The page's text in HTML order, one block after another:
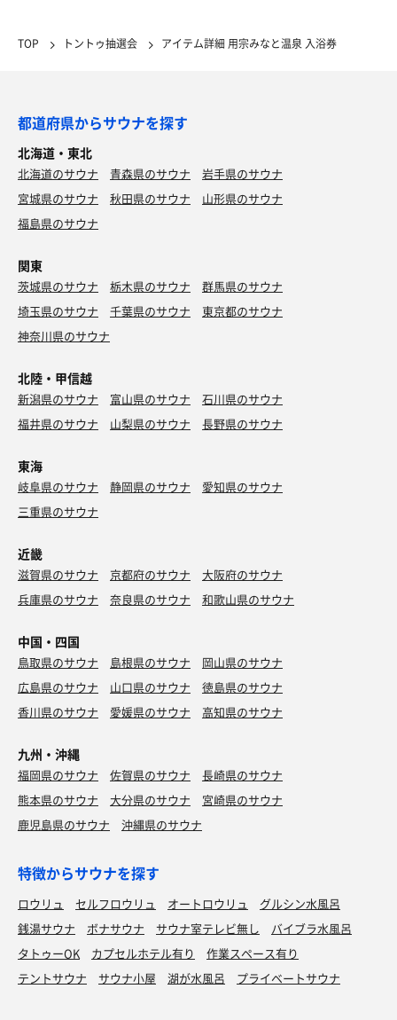
TOP トントゥ抽選会 アイテム詳細 用宗みなと温泉 入浴券
都道府県からサウナを探す
北海道・東北
北海道のサウナ 青森県のサウナ
岩手県のサウナ
宮城県のサウナ
秋田県のサウナ
山形県のサウナ
福島県のサウナ
関東
茨城県のサウナ 栃木県のサウナ
群馬県のサウナ
埼玉県のサウナ
千葉県のサウナ
東京都のサウナ
神奈川県のサウナ
北陸・甲信越
新潟県のサウナ 富山県のサウナ
石川県のサウナ
福井県のサウナ
山梨県のサウナ 長野県のサウナ
東海
岐阜県のサウナ 静岡県のサウナ
愛知県のサウナ
三重県のサウナ
近畿
滋賀県のサウナ 京都府のサウナ
大阪府のサウナ
兵庫県のサウナ
奈良県のサウナ 和歌山県のサウナ
中国・四国
鳥取県のサウナ 島根県のサウナ
岡山県のサウナ
広島県のサウナ
山口県のサウナ
徳島県のサウナ
香川県のサウナ
愛媛県のサウナ 高知県のサウナ
九州・沖縄
福岡県のサウナ 佐賀県のサウナ
長崎県のサウナ
熊本県のサウナ
大分県のサウナ
宮崎県のサウナ
鹿児島県のサウナ
沖縄県のサウナ
特徴からサウナを探す
ロウリュ セルフロウリュ オートロウリュ
グルシン水風呂
銭湯サウナ
ボナサウナ サウナ室テレビ無し
バイブラ水風呂
タトゥーOK
カプセルホテル有り
作業スペース有り
テントサウナ
サウナ小屋 湖が水風呂 プライベートサウナ